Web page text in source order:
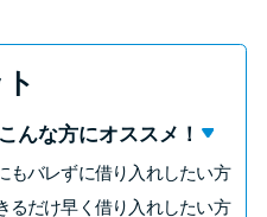
ローンを選ぶべき4つ
こんな方にオススメ！
もバレずに借り入れしたい方
るだけ早く借り入れしたい方